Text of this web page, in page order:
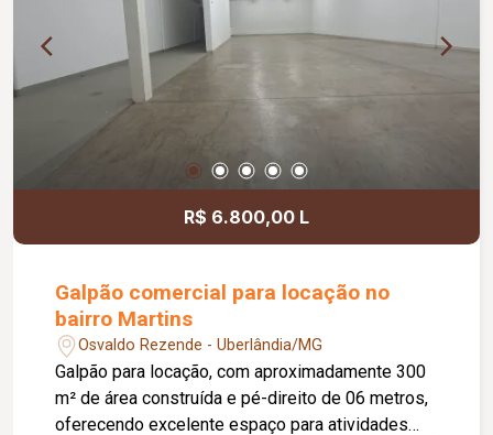
R$ 6.800,00 L
Galpão comercial para locação no
bairro Martins
Osvaldo Rezende - Uberlândia/MG
Galpão para locação, com aproximadamente 300
m² de área construída e pé-direito de 06 metros,
oferecendo excelente espaço para atividades